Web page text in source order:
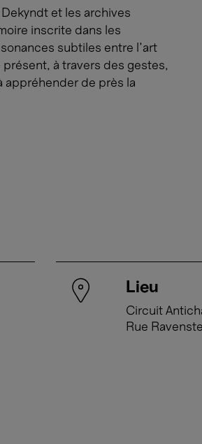
et les archives
inscrite dans les
subtiles entre l’art
à travers des gestes,
appréhender de près la
Lieu
Circuit
Rue